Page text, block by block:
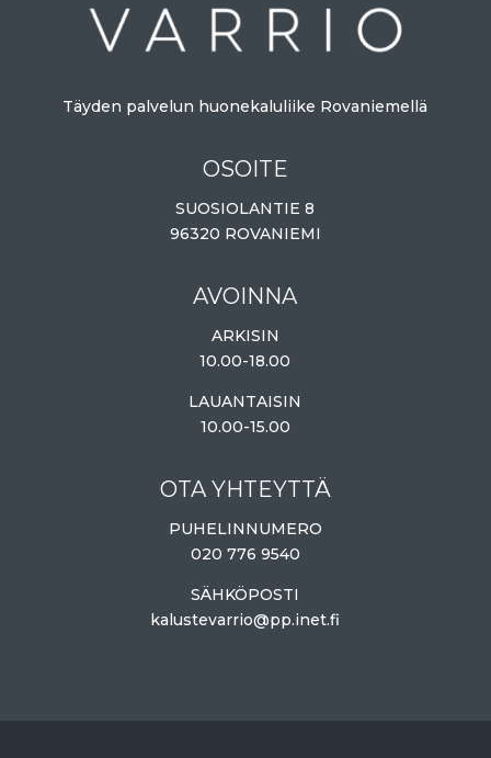
Täyden palvelun huonekaluliike Rovaniemellä
OSOITE
SUOSIOLANTIE 8
96320 ROVANIEMI
AVOINNA
ARKISIN
10.00-18.00
LAUANTAISIN
10.00-15.00
OTA YHTEYTTÄ
PUHELINNUMERO
020 776 9540
SÄHKÖPOSTI
kalustevarrio@pp.inet.fi